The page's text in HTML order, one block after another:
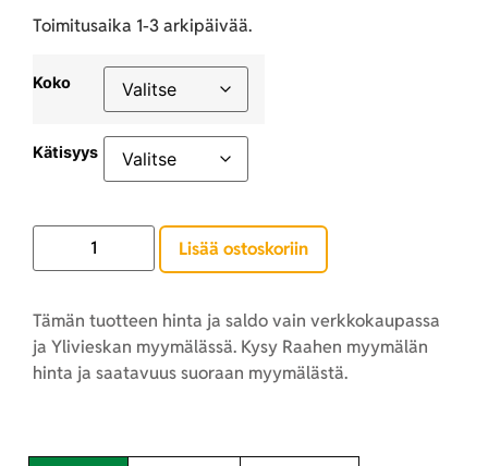
Toimitusaika 1-3 arkipäivää.
Koko
Kätisyys
Lisää ostoskoriin
Tämän tuotteen hinta ja saldo vain verkkokaupassa
ja Ylivieskan myymälässä. Kysy Raahen myymälän
hinta ja saatavuus suoraan myymälästä.